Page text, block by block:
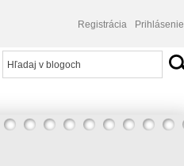
Registrácia Prihlásenie